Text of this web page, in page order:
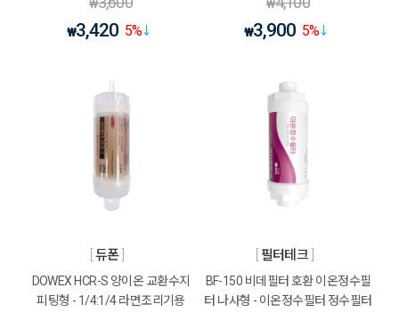
₩
₩3,420 5%
₩
₩3,900 5%
듀폰
DOWEX HCR-S 양이온 교환수지
피팅형 - 1/4:1/4 라면조리기용
필터테크
BF-150 비데필터 호환 이온정수필
터 나사형 - 이온정수필터 정수필터